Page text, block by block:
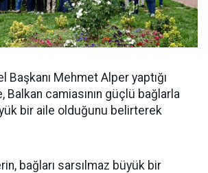
Başkanı Mehmet Alper yaptığı
camiasının güçlü bağlarla
bir aile olduğunu belirterek
bağları sarsılmaz büyük bir